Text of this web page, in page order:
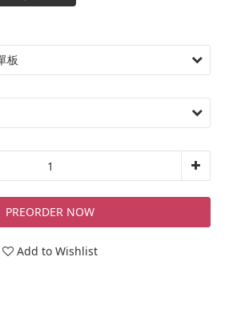
PREORDER NOW
Add to Wishlist